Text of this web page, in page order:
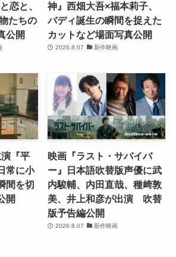
恋と、
たちの
公開
神』西畑大吾×福本莉子、
バディ誕生の瞬間を捉えた
カットなど場面写真公開
2026.8.07 新作映画
『平
常に小
間を切
開
映画『ラスト・サバイバ
ー』日本語吹替版声優に武
内駿輔、内田直哉、種﨑敦
美、井上和彦が出演 吹替
版予告編公開
2026.8.07 新作映画